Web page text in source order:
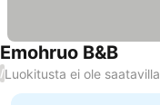
Emohruo B&B
/Luokitusta ei ole saatavilla